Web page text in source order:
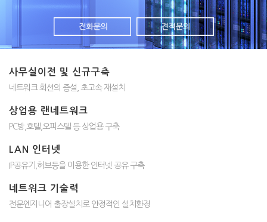
사무실이전 및 신규구축
네트워크 회선의 증설, 초고속 재설치
상업용 랜네트워크
PC방,호텔,오피스텔 등 상업용 구축
LAN 인터넷
IP공유기,허브등을 이용한 인터넷 공유 구축
네트워크 기술력
전문엔지니어 출장설치로 안정적인 설치환경